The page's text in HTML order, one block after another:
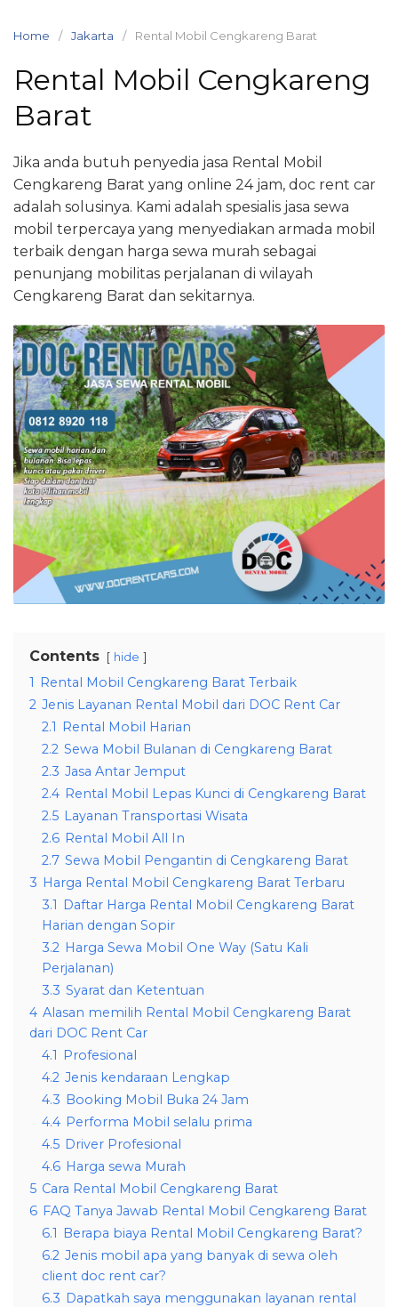
Home Jakarta Rental Mobil Cengkareng Barat
Rental Mobil Cengkareng
Barat
Jika anda butuh penyedia jasa Rental Mobil
Cengkareng Barat yang online 24 jam, doc rent car
adalah solusinya. Kami adalah spesialis jasa sewa
mobil terpercaya yang menyediakan armada mobil
terbaik dengan harga sewa murah sebagai
penunjang mobilitas perjalanan di wilayah
Cengkareng Barat dan sekitarnya.
Contents hide
1 Rental Mobil Cengkareng Barat Terbaik
2 Jenis Layanan Rental Mobil dari DOC Rent Car
2.1 Rental Mobil Harian
2.2 Sewa Mobil Bulanan di Cengkareng Barat
2.3 Jasa Antar Jemput
2.4 Rental Mobil Lepas Kunci di Cengkareng Barat
2.5 Layanan Transportasi Wisata
2.6 Rental Mobil All In
2.7 Sewa Mobil Pengantin di Cengkareng Barat
3 Harga Rental Mobil Cengkareng Barat Terbaru
3.1 Daftar Harga Rental Mobil Cengkareng Barat
Harian dengan Sopir
3.2 Harga Sewa Mobil One Way (Satu Kali
Perjalanan)
3.3 Syarat dan Ketentuan
4 Alasan memilih Rental Mobil Cengkareng Barat
dari DOC Rent Car
4.1 Profesional
4.2 Jenis kendaraan Lengkap
4.3 Booking Mobil Buka 24 Jam
4.4 Performa Mobil selalu prima
4.5 Driver Profesional
4.6 Harga sewa Murah
5 Cara Rental Mobil Cengkareng Barat
6 FAQ Tanya Jawab Rental Mobil Cengkareng Barat
6.1 Berapa biaya Rental Mobil Cengkareng Barat?
6.2 Jenis mobil apa yang banyak di sewa oleh
client doc rent car?
6.3 Dapatkah saya menggunakan layanan rental